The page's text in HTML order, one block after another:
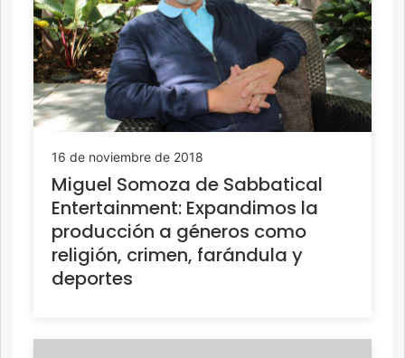
16 de noviembre de 2018
Miguel Somoza de Sabbatical
Entertainment: Expandimos la
producción a géneros como
religión, crimen, farándula y
deportes